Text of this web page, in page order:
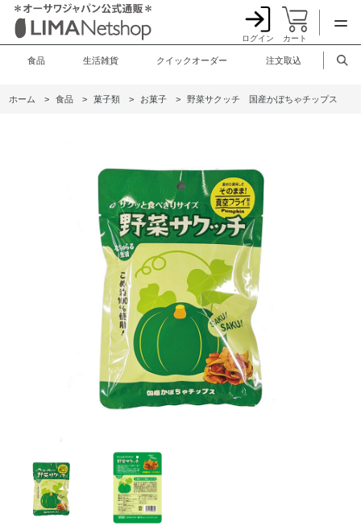
ログイン カート
食品 生活雑貨 クイックオーダー 注文取込
ホーム > 食品 > 菓子類 > お菓子 > 野菜サクッチ 国産かぼちゃチップス